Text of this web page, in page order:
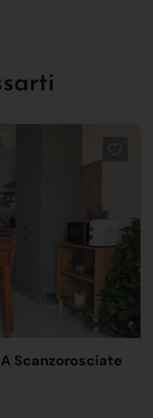
Scanzorosciate